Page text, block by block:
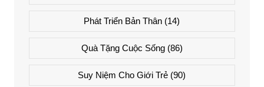
Phát Triển Bản Thân (14)
Quà Tặng Cuộc Sống(86)
Suy Niệm Cho Giới Trẻ (90)